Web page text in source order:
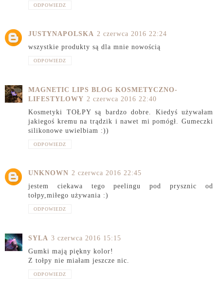
ODPOWIEDZ
JUSTYNAPOLSKA 2 czerwca 2016 22:24
wszystkie produkty są dla mnie nowością
ODPOWIEDZ
MAGNETIC LIPS BLOG KOSMETYCZNO-
LIFESTYLOWY 2 czerwca 2016 22:40
Kosmetyki TOŁPY są bardzo dobre. Kiedyś używałam
jakiegoś kremu na trądzik i nawet mi pomógł. Gumeczki
silikonowe uwielbiam :))
ODPOWIEDZ
UNKNOWN 2 czerwca 2016 22:45
jestem ciekawa tego peelingu pod prysznic od
tołpy,miłego używania :)
ODPOWIEDZ
SYLA 3 czerwca 2016 15:15
Gumki mają piękny kolor!
Z tołpy nie miałam jeszcze nic.
ODPOWIEDZ